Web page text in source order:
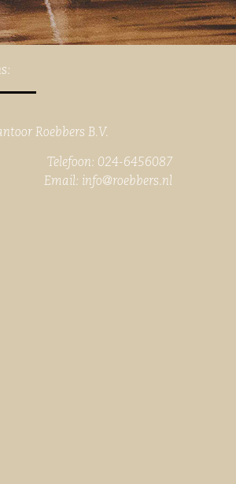
Roebbers B.V.
Telefoon: 024-6456087
Email: info@roebbers.nl